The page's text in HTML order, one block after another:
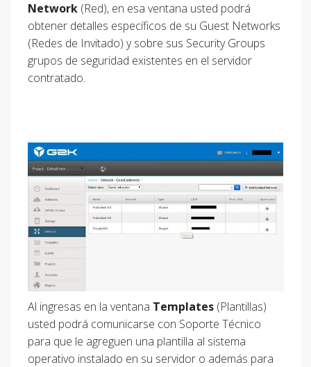
Network (Red), en esa ventana usted podrá
obtener detalles específicos de su Guest Networks
(Redes de Invitado) y sobre sus Security Groups
grupos de seguridad existentes en el servidor
contratado.
Al ingresas en la ventana Templates (Plantillas)
usted podrá comunicarse con Soporte Técnico
para que le agreguen una plantilla al sistema
operativo instalado en su servidor o además para